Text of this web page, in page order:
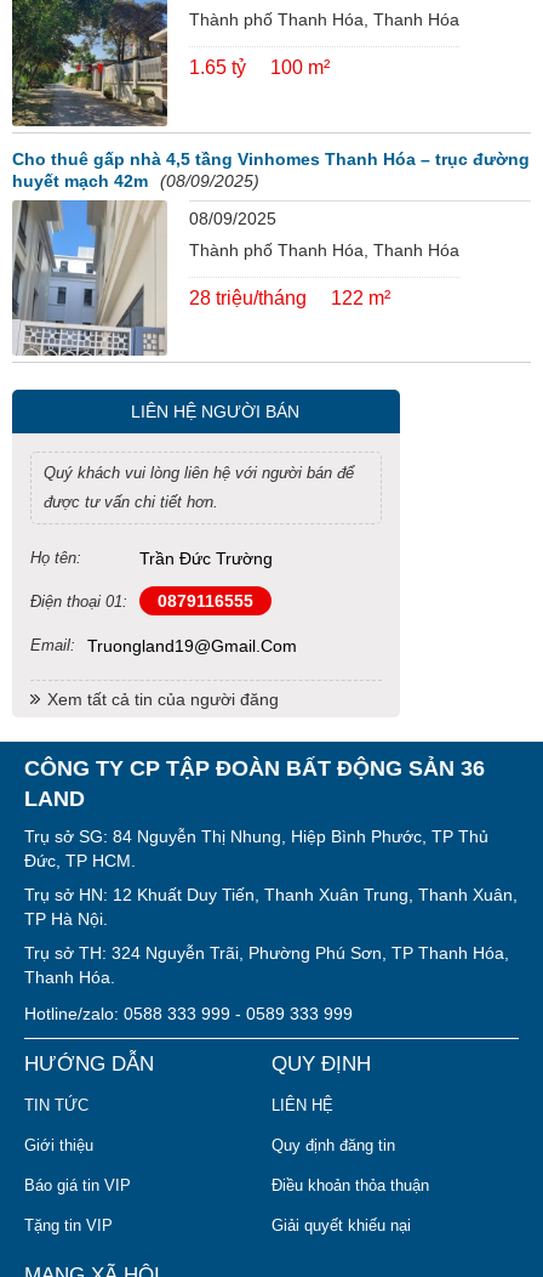
Thành phố Thanh Hóa, Thanh Hóa
1.65 tỷ 100 m²
Cho thuê gấp nhà 4,5 tầng Vinhomes Thanh Hóa – trục đường
huyết mạch 42m
(08/09/2025)
08/09/2025
Thành phố Thanh Hóa, Thanh Hóa
28 triệu/tháng 122 m²
LIÊN HỆ NGƯỜI BÁN
Quý khách vui lòng liên hệ với người bán để
được tư vấn chi tiết hơn.
Họ tên: Trần Đức Trường
Điện thoại 01: 0879116555
Email: Truongland19@gmail.com
Xem tất cả tin của người đăng
CÔNG TY CP TẬP ĐOÀN BẤT ĐỘNG SẢN 36
LAND
Trụ sở SG: 84 Nguyễn Thị Nhung, Hiệp Bình Phước, TP Thủ
Đức, TP HCM.
Trụ sở HN: 12 Khuất Duy Tiến, Thanh Xuân Trung, Thanh Xuân,
TP Hà Nội.
Trụ sở TH: 324 Nguyễn Trãi, Phường Phú Sơn, TP Thanh Hóa,
Thanh Hóa.
Hotline/zalo: 0588 333 999 - 0589 333 999
HƯỚNG DẪN
TIN TỨC
Giới thiệu
Báo giá tin VIP
Tặng tin VIP
QUY ĐỊNH
LIÊN HỆ
Quy định đăng tin
Điều khoản thỏa thuận
Giải quyết khiếu nại